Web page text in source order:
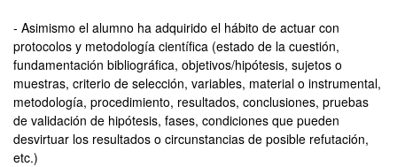
- Asimismo el alumno ha adquirido el hábito de actuar con
protocolos y metodología científica (estado de la cuestión,
fundamentación bibliográfica, objetivos/hipótesis, sujetos o
muestras, criterio de selección, variables, material o instrumental,
metodología, procedimiento, resultados, conclusiones, pruebas
de validación de hipótesis, fases, condiciones que pueden
desvirtuar los resultados o circunstancias de posible refutación,
etc.)